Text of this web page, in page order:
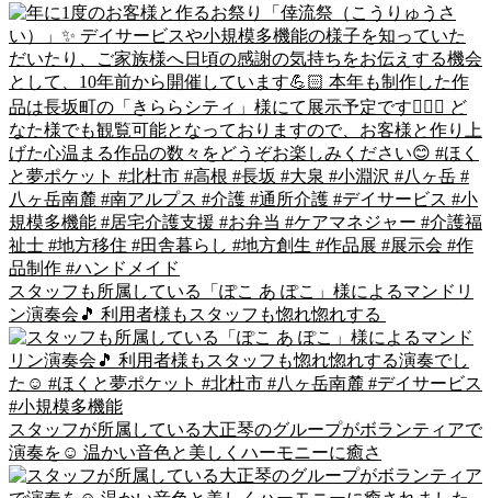
スタッフも所属している「ぽこ あ ぽこ」様によるマンドリ
ン演奏会🎵 利用者様もスタッフも惚れ惚れする
スタッフが所属している大正琴のグループがボランティアで
演奏を☺️ 温かい音色と美しくハーモニーに癒さ